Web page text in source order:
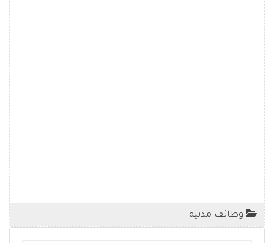
وظائف مدنية